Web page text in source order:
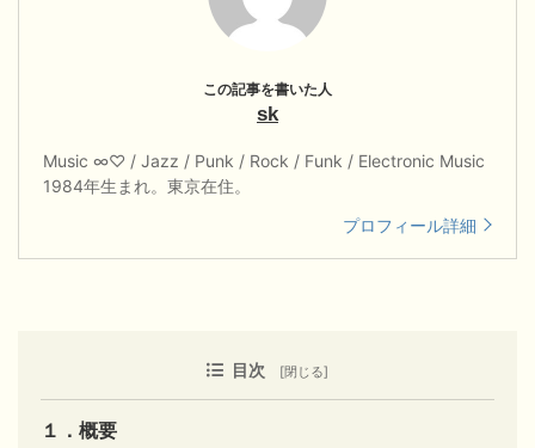
sk
Music ∞♡ / Jazz / Punk / Rock / Funk / Electronic Music
1984年生まれ。東京在住。
プロフィール詳細
目次
１．概要